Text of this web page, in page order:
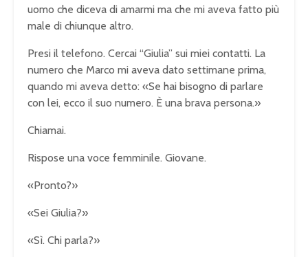
uomo che diceva di amarmi ma che mi aveva fatto più
male di chiunque altro.
Presi il telefono. Cercai “Giulia” sui miei contatti. La
numero che Marco mi aveva dato settimane prima,
quando mi aveva detto: «Se hai bisogno di parlare
con lei, ecco il suo numero. È una brava persona.»
Chiamai.
Rispose una voce femminile. Giovane.
«Pronto?»
«Sei Giulia?»
«Sì. Chi parla?»